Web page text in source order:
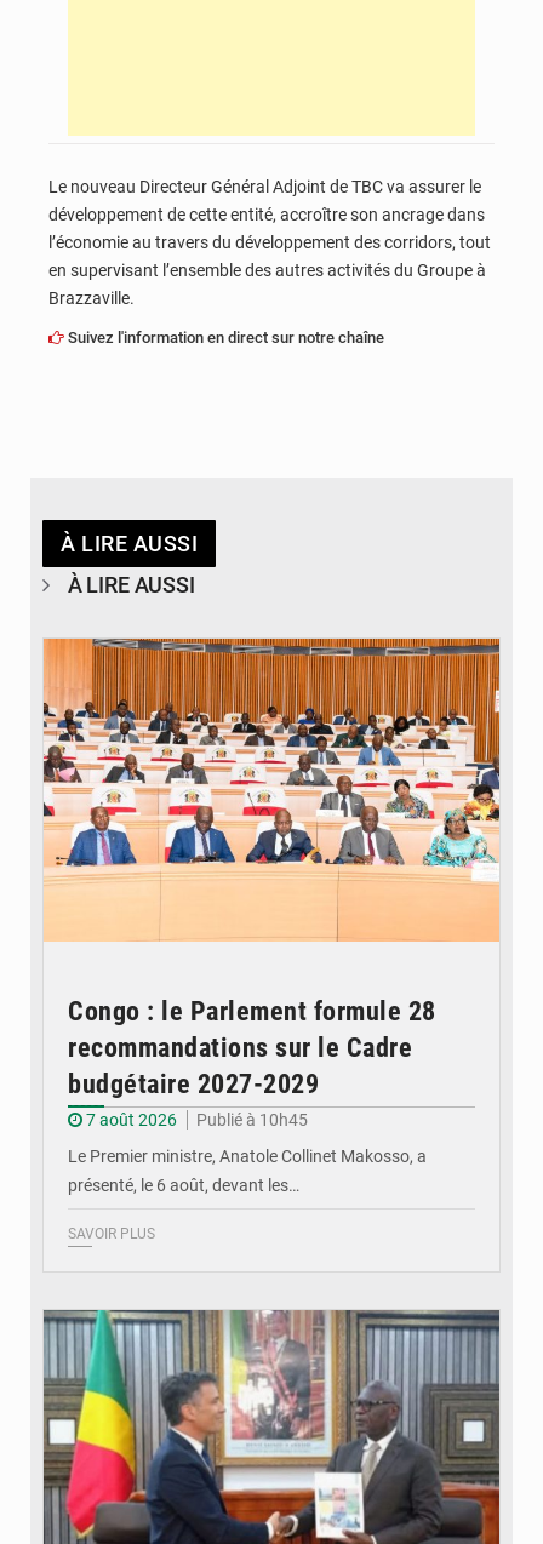
Le nouveau Directeur Général Adjoint de TBC va assurer le
développement de cette entité, accroître son ancrage dans
l’économie au travers du développement des corridors, tout
en supervisant l’ensemble des autres activités du Groupe à
Brazzaville.
Suivez l'information en direct sur notre chaîne
À LIRE AUSSI
À LIRE AUSSI
Congo : le Parlement formule 28
recommandations sur le Cadre
budgétaire 2027-2029
7 août 2026
Publié à 10h45
Le Premier ministre, Anatole Collinet Makosso, a
présenté, le 6 août, devant les…
SAVOIR PLUS